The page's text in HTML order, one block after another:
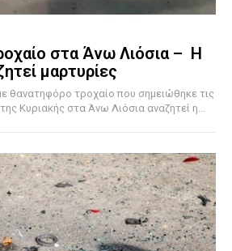
στα Άνω Λιόσια – Η
μαρτυρίες
θανατηφόρο τροχαίο που σημειώθηκε τις
Κυριακής στα Άνω Λιόσια αναζητεί η...